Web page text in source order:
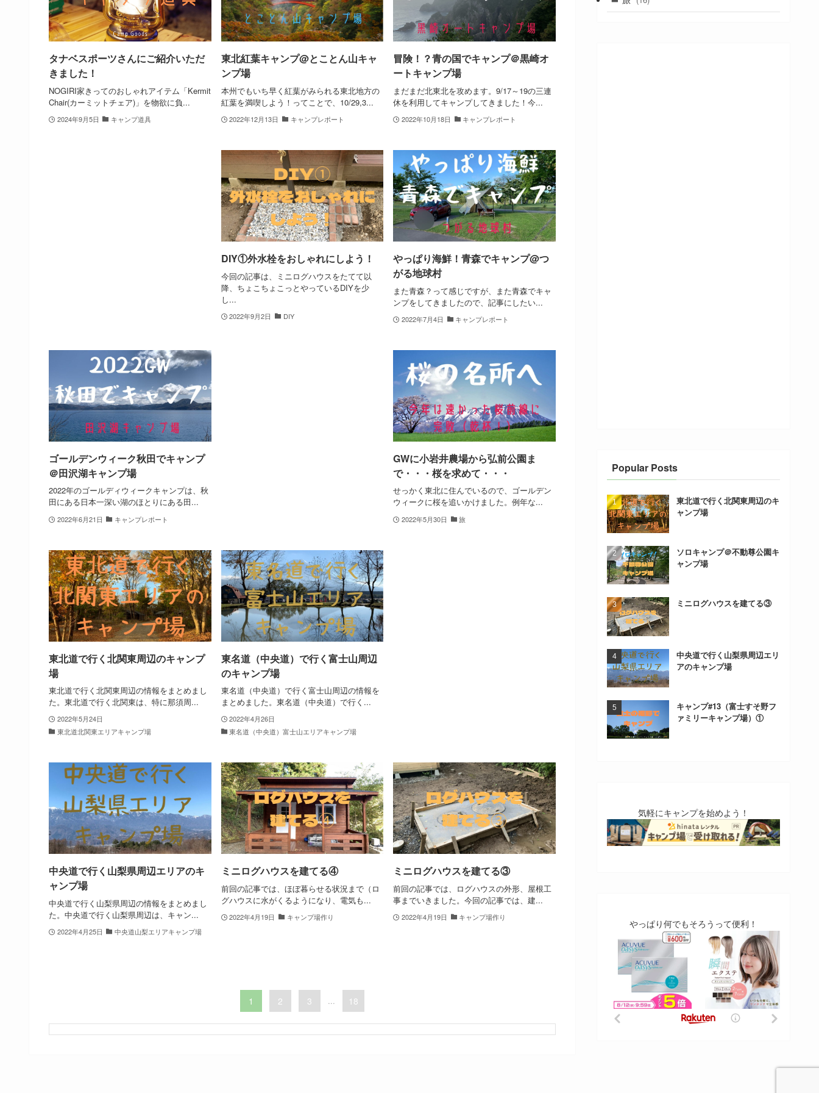
タナベスポーツさんにご紹介いただ
きました！
NOGIRI家きってのおしゃれアイテム「Kermit
Chair(カーミットチェア)」を物欲に負...
2024年9月5日 キャンプ道具
東北紅葉キャンプ@とことん山キャ
ンプ場
本州でもいち早く紅葉がみられる東北地方の
紅葉を満喫しよう！ってことで、10/29,3...
2022年12月13日 キャンプレポート
冒険！？青の国でキャンプ＠黒崎オ
ートキャンプ場
まだまだ北東北を攻めます。9/17～19の三連
休を利用してキャンプしてきました！今...
2022年10月18日 キャンプレポート
DIY①外水栓をおしゃれにしよう！
今回の記事は、ミニログハウスをたてて以
降、ちょこちょこっとやっているDIYを少
し...
2022年9月2日 DIY
やっぱり海鮮！青森でキャンプ@つ
がる地球村
また青森？って感じですが、また青森でキャ
ンプをしてきましたので、記事にしたい...
2022年7月4日 キャンプレポート
ゴールデンウィーク秋田でキャンプ
＠田沢湖キャンプ場
2022年のゴールディウィークキャンプは、秋
田にある日本一深い湖のほとりにある田...
2022年6月21日 キャンプレポート
GWに小岩井農場から弘前公園ま
で・・・桜を求めて・・・
せっかく東北に住んでいるので、ゴールデン
ウィークに桜を追いかけました。例年な...
2022年5月30日 旅
東北道で行く北関東周辺のキャンプ
場
東北道で行く北関東周辺の情報をまとめまし
た。東北道で行く北関東は、特に那須周...
2022年5月24日
東北道北関東エリアキャンプ場
東名道（中央道）で行く富士山周辺
のキャンプ場
東名道（中央道）で行く富士山周辺の情報を
まとめました。東名道（中央道）で行く...
2022年4月26日
東名道（中央道）富士山エリアキャンプ場
中央道で行く山梨県周辺エリアのキ
ャンプ場
中央道で行く山梨県周辺の情報をまとめまし
た。中央道で行く山梨県周辺は、キャン...
2022年4月25日 中央道山梨エリアキャンプ場
ミニログハウスを建てる④
前回の記事では、ほぼ暮らせる状況まで（ロ
グハウスに水がくるようになり、電気も...
2022年4月19日 キャンプ場作り
ミニログハウスを建てる③
前回の記事では、ログハウスの外形、屋根工
事までいきました。今回の記事では、建...
2022年4月19日 キャンプ場作り
1 2 3 ... 18
Popular Posts
東北道で行く北関東周辺のキ
ャンプ場
ソロキャンプ＠不動尊公園キ
ャンプ場
ミニログハウスを建てる③
中央道で行く山梨県周辺エリ
アのキャンプ場
キャンプ#13（富士すそ野フ
ァミリーキャンプ場）①
気軽にキャンプを始めよう！
やっぱり何でもそろうって便利！